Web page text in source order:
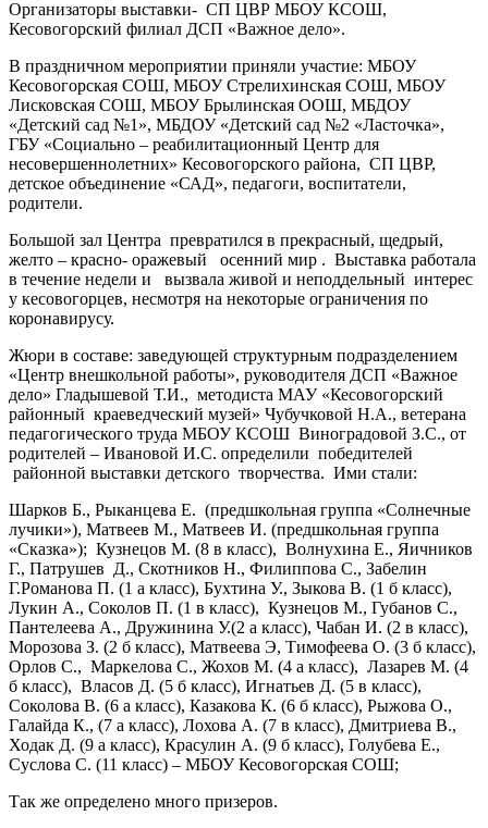
Организаторы выставки- СП ЦВР МБОУ КСОШ,
Кесовогорский филиал ДСП «Важное дело».
В праздничном мероприятии приняли участие: МБОУ
Кесовогорская СОШ, МБОУ Стрелихинская СОШ, МБОУ
Лисковская СОШ, МБОУ Брылинская ООШ, МБДОУ
«Детский сад №1», МБДОУ «Детский сад №2 «Ласточка»,
ГБУ «Социально – реабилитационный Центр для
несовершеннолетних» Кесовогорского района, СП ЦВР,
детское объединение «САД», педагоги, воспитатели,
родители.
Большой зал Центра превратился в прекрасный, щедрый,
желто – красно- оражевый осенний мир . Выставка работала
в течение недели и вызвала живой и неподдельный интерес
у кесовогорцев, несмотря на некоторые ограничения по
коронавирусу.
Жюри в составе: заведующей структурным подразделением
«Центр внешкольной работы», руководителя ДСП «Важное
дело» Гладышевой Т.И., методиста МАУ «Кесовогорский
районный краеведческий музей» Чубучковой Н.А., ветерана
педагогического труда МБОУ КСОШ Виноградовой З.С., от
родителей – Ивановой И.С. определили победителей
районной выставки детского творчества. Ими стали:
Шарков Б., Рыканцева Е. (предшкольная группа «Солнечные
лучики»), Матвеев М., Матвеев И. (предшкольная группа
«Сказка»); Кузнецов М. (8 в класс), Волнухина Е., Яичников
Г., Патрушев Д., Скотников Н., Филиппова С., Забелин
Г.Романова П. (1 а класс), Бухтина У., Зыкова В. (1 б класс),
Лукин А., Соколов П. (1 в класс), Кузнецов М., Губанов С.,
Пантелеева А., Дружинина У.(2 а класс), Чабан И. (2 в класс),
Морозова З. (2 б класс), Матвеева Э, Тимофеева О. (3 б класс),
Орлов С., Маркелова С., Жохов М. (4 а класс), Лазарев М. (4
б класс), Власов Д. (5 б класс), Игнатьев Д. (5 в класс),
Соколова В. (6 а класс), Казакова К. (6 б класс), Рыжова О.,
Галайда К., (7 а класс), Лохова А. (7 в класс), Дмитриева В.,
Ходак Д. (9 а класс), Красулин А. (9 б класс), Голубева Е.,
Суслова С. (11 класс) – МБОУ Кесовогорская СОШ;
Так же определено много призеров.